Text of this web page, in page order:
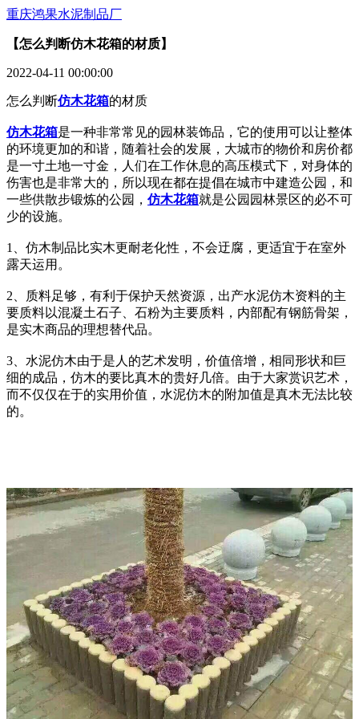
重庆鸿果水泥制品厂
【怎么判断仿木花箱的材质】
2022-04-11 00:00:00
怎么判断仿木花箱的材质
仿木花箱是一种非常常见的园林装饰品，它的使用可以让整体
的环境更加的和谐，随着社会的发展，大城市的物价和房价都
是一寸土地一寸金，人们在工作休息的高压模式下，对身体的
伤害也是非常大的，所以现在都在提倡在城市中建造公园，和
一些供散步锻炼的公园， 仿木花箱就是公园园林景区的必不可
少的设施。
1、仿木制品比实木更耐老化性，不会迂腐，更适宜于在室外
露天运用。
2、质料足够，有利于保护天然资源，出产水泥仿木资料的主
要质料以混凝土石子、石粉为主要质料，内部配有钢筋骨架，
是实木商品的理想替代品。
3、水泥仿木由于是人的艺术发明，价值倍增，相同形状和巨
细的成品，仿木的要比真木的贵好几倍。由于大家赏识艺术，
而不仅仅在于的实用价值，水泥仿木的附加值是真木无法比较
的。